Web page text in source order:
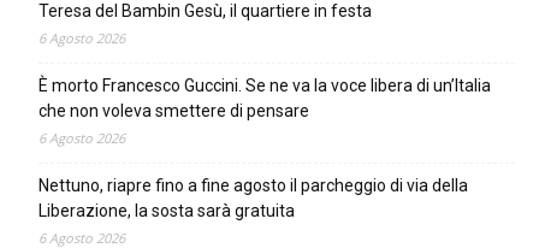
Teresa del Bambin Gesù, il quartiere in festa
6 Agosto 2026
È morto Francesco Guccini. Se ne va la voce libera di un’Italia
che non voleva smettere di pensare
6 Agosto 2026
Nettuno, riapre fino a fine agosto il parcheggio di via della
Liberazione, la sosta sarà gratuita
6 Agosto 2026